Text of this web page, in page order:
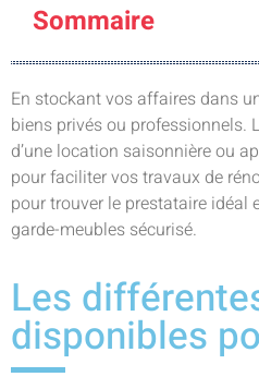
Sommaire
En stockant vos affaires dans
biens privés ou professionnels.
d’une location saisonnière ou
pour faciliter vos travaux de
pour trouver le prestataire idéal
garde-meubles sécurisé.
Les
disponibles